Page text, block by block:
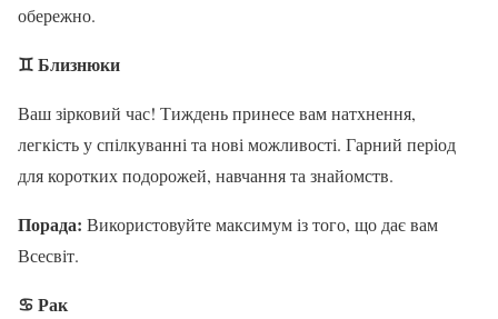
обережно.
♊Близнюки
Ваш зірковий час! Тиждень принесе вам натхнення,
легкість у спілкуванні та нові можливості. Гарний період
для коротких подорожей, навчання та знайомств.
Порада: Використовуйте максимум із того, що дає вам
Всесвіт.
♋Рак